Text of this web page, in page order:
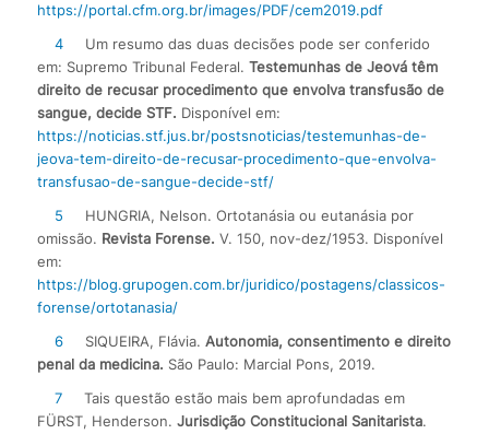
https://portal.cfm.org.br/images/PDF/cem2019.pdf
4
Um resumo das duas decisões pode ser conferido
em: Supremo Tribunal Federal. Testemunhas de Jeová têm
direito de recusar procedimento que envolva transfusão de
sangue, decide STF. Disponível em:
https://noticias.stf.jus.br/postsnoticias/testemunhas-de-
jeova-tem-direito-de-recusar-procedimento-que-envolva-
transfusao-de-sangue-decide-stf/
5
HUNGRIA, Nelson. Ortotanásia ou eutanásia por
omissão. Revista Forense. V. 150, nov-dez/1953. Disponível
em:
https://blog.grupogen.com.br/juridico/postagens/classicos-
forense/ortotanasia/
6
SIQUEIRA, Flávia. Autonomia, consentimento e direito
penal da medicina. São Paulo: Marcial Pons, 2019.
7
Tais questão estão mais bem aprofundadas em
FÜRST, Henderson. Jurisdição Constitucional Sanitarista.